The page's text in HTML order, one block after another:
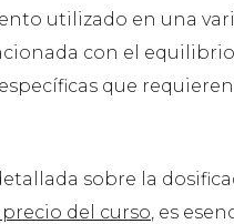
utilizado en una
con el
que
sobre la
del curso, es